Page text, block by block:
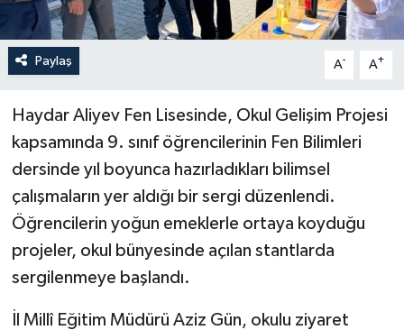
Paylaş A- A+
Haydar Aliyev Fen Lisesinde, Okul Gelişim Projesi
kapsamında 9. sınıf öğrencilerinin Fen Bilimleri
dersinde yıl boyunca hazırladıkları bilimsel
çalışmaların yer aldığı bir sergi düzenlendi.
Öğrencilerin yoğun emeklerle ortaya koyduğu
projeler, okul bünyesinde açılan stantlarda
sergilenmeye başlandı.
İl Millî Eğitim Müdürü Aziz Gün, okulu ziyaret